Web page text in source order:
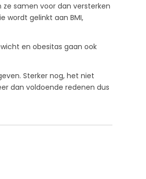
samen voor dan versterken
wordt gelinkt aan BMI,
en obesitas gaan ook
Sterker nog, het niet
dan voldoende redenen dus